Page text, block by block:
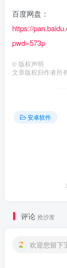
百度网盘：
https://
pwd=573p
© 版权声明
文章版权归作者所
安卓软件
评论 抢沙发
欢迎您留下